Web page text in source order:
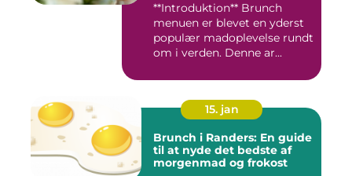
**Introduktion** Brunch
menuen er blevet en yderst
populær madoplevelse rundt
om i verden. Denne ar...
15. jan
Brunch i Randers: En guide
til at nyde det bedste af
morgenmad og frokost